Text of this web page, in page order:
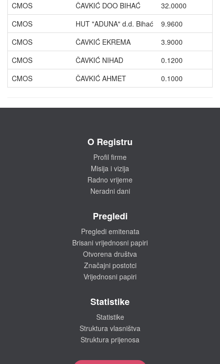
CMOS
ČAVKIĆ DOO BIHAĆ
32.0000
CMOS
HUT "ADUNA" d.d. Bihać
9.9600
CMOS
ČAVKIĆ EKREMA
3.9000
CMOS
ČAVKIĆ NIHAD
0.1200
CMOS
ČAVKIĆ AHMET 0.1000
O Registru
Profil firme
Misija i vizija
Radno vrijeme
Neradni dani
Pregledi
Pregledi emitenata
Brisani vrijednosni papiri
Otvorena društva
Značajni postotci
Vrijednosni papiri
Statistike
Statistike
Struktura vlasništva
Struktura prijenosa